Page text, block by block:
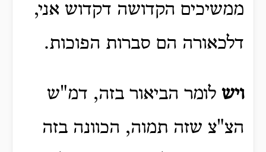
ממשיכים הקדושה דקדוש אני,
דלכאורה הם סברות הפוכות.
ויש לומר הביאור בזה, דמ"ש
הצ"צ שזה תמוה, הכוונה בזה